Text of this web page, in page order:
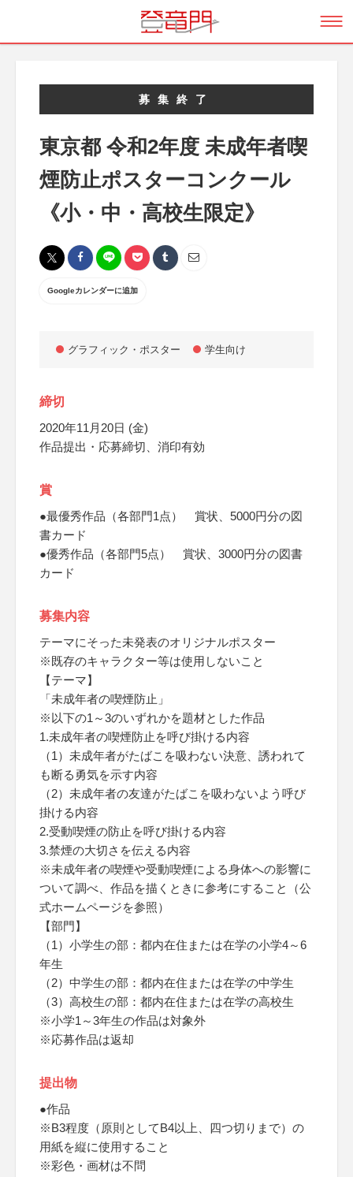
募集終了
東京都 令和2年度 未成年者喫
煙防止ポスターコンクール
《小・中・高校生限定》
Googleカレンダーに追加
グラフィック・ポスター 学生向け
締切
2020年11月20日 (金)
作品提出・応募締切、消印有効
賞
●最優秀作品（各部門1点） 賞状、5000円分の図
書カード
●優秀作品（各部門5点） 賞状、3000円分の図書
カード
募集内容
テーマにそった未発表のオリジナルポスター
※既存のキャラクター等は使用しないこと
【テーマ】
「未成年者の喫煙防止」
※以下の1～3のいずれかを題材とした作品
1.未成年者の喫煙防止を呼び掛ける内容
（1）未成年者がたばこを吸わない決意、誘われて
も断る勇気を示す内容
（2）未成年者の友達がたばこを吸わないよう呼び
掛ける内容
2.受動喫煙の防止を呼び掛ける内容
3.禁煙の大切さを伝える内容
※未成年者の喫煙や受動喫煙による身体への影響に
ついて調べ、作品を描くときに参考にすること（公
式ホームページを参照）
【部門】
（1）小学生の部：都内在住または在学の小学4～6
年生
（2）中学生の部：都内在住または在学の中学生
（3）高校生の部：都内在住または在学の高校生
※小学1～3年生の作品は対象外
※応募作品は返却
提出物
●作品
※B3程度（原則としてB4以上、四つ切りまで）の
用紙を縦に使用すること
※彩色・画材は不問